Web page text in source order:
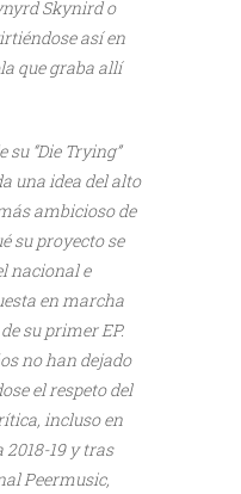
Skynird o
así en
que graba allí
su “Die Trying”
una idea del alto
ambicioso de
su proyecto se
nacional e
en marcha
su primer EP.
no han dejado
el respeto del
incluso en
2018-19 y tras
Peermusic,